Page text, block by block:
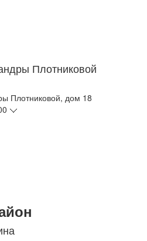
Плотниковой
Плотниковой, дом 18